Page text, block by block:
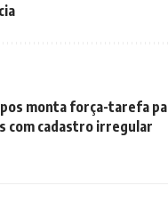
monta força-tarefa
com cadastro irregular